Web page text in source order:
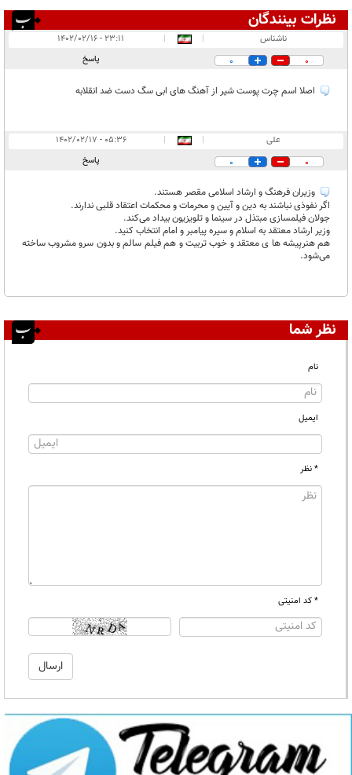
نظرات بینندگان
در انتظار بررسی:
ناشناس |
|
۲۳:۱۱ - ۱۴۰۲/۰۲/۱۶
0
0 پاسخ
اصلا اسم چرت پوست شیر از آهنگ های ابی سگ دست ضد انقلابه
علی |
|
۰۵:۳۶ - ۱۴۰۲/۰۲/۱۷
0
0 پاسخ
وزیران فرهنگ و ارشاد اسلامی مقصر هستند.
اگر نفوذی نباشند به دین و آیین و محرمات و محکمات اعتقاد قلبی ندارند.
جولان فیلمسازی مبتذل در سینما و تلویزیون بیداد می‌کند.
وزیر ارشاد معتقد به اسلام و سیره پیامبر و امام انتخاب کنید.
هم هنرپیشه ها ی معتقد و خوب تربیت و هم فیلم سالم و بدون سرو مشروب ساخته
می‌شود.
نظر شما
نام
ایمیل
* نظر
* کد امنیتی